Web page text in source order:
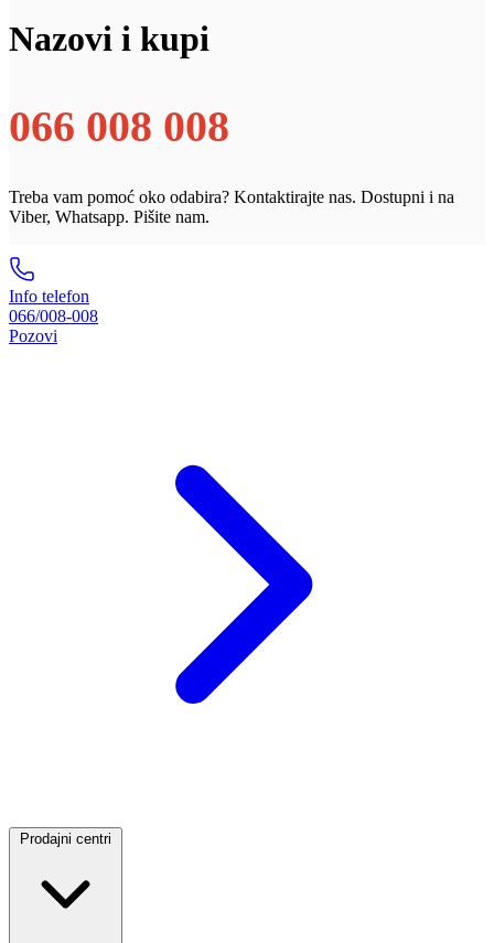
Nazovi i kupi
066 008 008
Treba vam pomoć oko odabira? Kontaktirajte nas. Dostupni i na
Viber, Whatsapp. Pišite nam.
Info telefon
066/008-008
Pozovi
Prodajni centri